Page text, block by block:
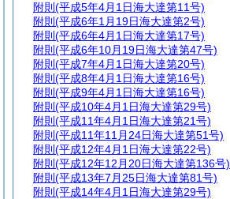
附則 (平成5年4月1日海大達第11号)
附則 (平成6年1月19日海大達第2号)
附則 (平成6年4月1日海大達第17号)
附則 (平成6年10月19日海大達第47号)
附則 (平成7年4月1日海大達第20号)
附則 (平成8年4月1日海大達第16号)
附則 (平成9年4月1日海大達第16号)
附則 (平成10年4月1日海大達第29号)
附則 (平成11年4月1日海大達第21号)
附則 (平成11年11月24日海大達第51号)
附則 (平成12年4月1日海大達第22号)
附則 (平成12年12月20日海大達第136号)
附則 (平成13年7月25日海大達第81号)
附則 (平成14年4月1日海大達第29号)